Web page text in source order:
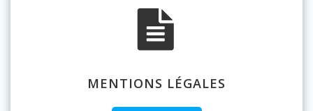
MENTIONS LÉGALES